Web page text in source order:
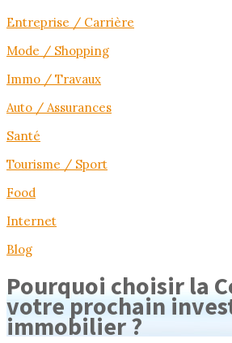
Entreprise / Carrière
Mode / Shopping
Immo / Travaux
Auto / Assurances
Santé
Tourisme / Sport
Food
Internet
Blog
Pourquoi choisir la
votre prochain
immobilier ?